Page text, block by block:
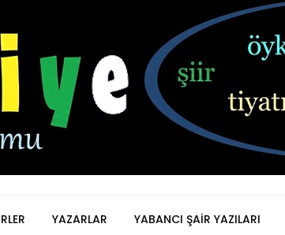
YAZARLAR YABANCI ŞAIR YAZILARI